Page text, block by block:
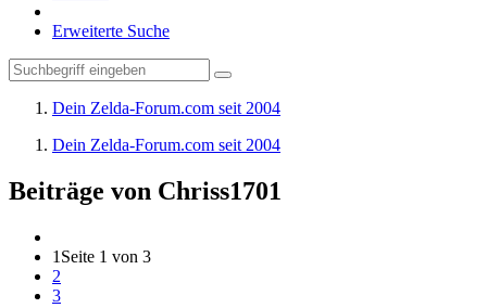
Erweiterte Suche
Dein Zelda-Forum.com seit 2004
Dein Zelda-Forum.com seit 2004
Beiträge von Chriss1701
1 Seite 1 von 3
2
3